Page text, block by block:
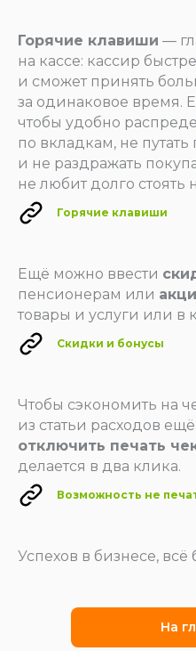
Горячие клавиши —
на кассе: кассир
и сможет принять
за одинаковое
чтобы удобно
по вкладкам, не
и не раздражать
не любит долго стоять
Горячие клавиши
Ещё можно ввести
пенсионерам или
товары и услуги или в
Скидки и бонусы
Чтобы сэкономить на
из статьи расходов
отключить печать
делается в два клика.
Возможность не
Успехов в бизнесе, всё
На
Москва,
Пн-пт, с 9:00 до 18:00
Info@modulkassa.ru
Решить вопрос:
8 800 100
Оставить заявку
Онлайн-касса
Онлайн-касса
Онлайн-касса
Онлайн-касса
Облачная касса на
Для интернет-магазина
Для видов бизнеса